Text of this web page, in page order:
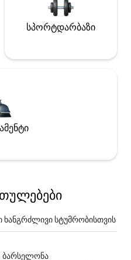
სპორტდარბაზი
სტუმრობისთვის
ბარსელონა